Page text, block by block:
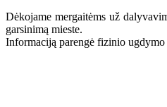
Dėkojame mergaitėms už
garsinimą mieste.
Informaciją parengė fizinio